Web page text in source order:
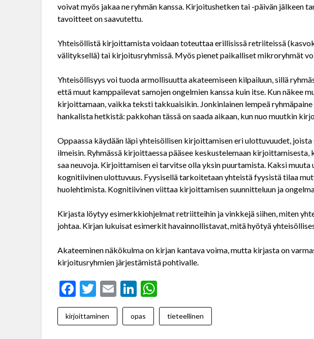
voivat myös jakaa ne ryhmän kanssa. Kirjoitushetken tai -päivän jälkeen
tavoitteet on saavutettu.
Yhteisöllistä kirjoittamista voidaan toteuttaa erillisissä retriiteissä
välityksellä) tai kirjoitusryhmissä. Myös pienet paikalliset mikroryhmät
Yhteisöllisyys voi tuoda armollisuutta akateemiseen kilpailuun, sillä
että muut kamppailevat samojen ongelmien kanssa kuin itse. Kun näkee
kirjoittamaan, vaikka teksti takkuaisikin. Jonkinlainen lempeä ryhmäpaine
hankalista hetkistä: pakkohan tässä on saada aikaan, kun nuo muutkin
Oppaassa käydään läpi yhteisöllisen kirjoittamisen eri ulottuvuudet, joista
ilmeisin. Ryhmässä kirjoittaessa pääsee keskustelemaan kirjoittamisesta,
saa neuvoja. Kirjoittamisen ei tarvitse olla yksin puurtamista. Kaksi
kognitiivinen ulottuvuus. Fyysisellä tarkoitetaan yhteistä fyysistä tilaa
huolehtimista. Kognitiivinen viittaa kirjoittamisen suunnitteluun ja
Kirjasta löytyy esimerkkiohjelmat retriitteihin ja vinkkejä siihen, miten
johtaa. Kirjan lukuisat esimerkit havainnollistavat, mitä hyötyä
Akateeminen näkökulma on kirjan kantava voima, mutta kirjasta on
kirjoitusryhmien järjestämistä pohtivalle.
Facebook
Twitter
EmailLinkedIn
kirjoittaminen opas tieteellinen